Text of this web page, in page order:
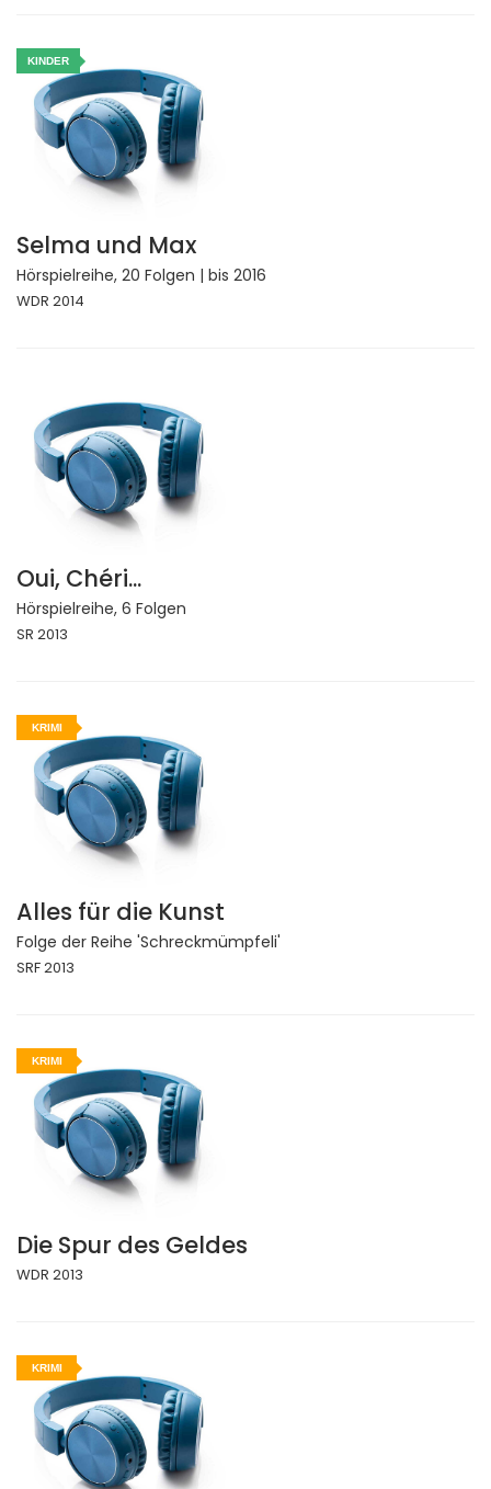
KINDER
Selma und Max
Hörspielreihe, 20 Folgen | bis 2016
WDR 2014
Oui, Chéri...
Hörspielreihe, 6 Folgen
SR 2013
KRIMI
Alles für die Kunst
Folge der Reihe 'Schreckmümpfeli'
SRF 2013
KRIMI
Die Spur des Geldes
WDR 2013
KRIMI